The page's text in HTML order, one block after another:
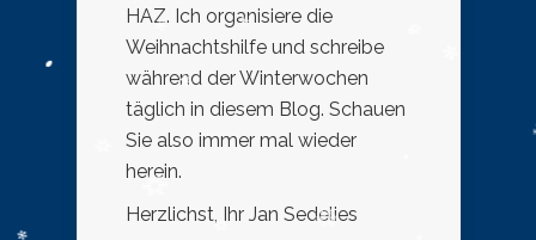
HAZ. Ich organisiere die
Weihnachtshilfe und schreibe
während der Winterwochen
täglich in diesem Blog. Schauen
Sie also immer mal wieder
herein.
Herzlichst, Ihr Jan Sedelies